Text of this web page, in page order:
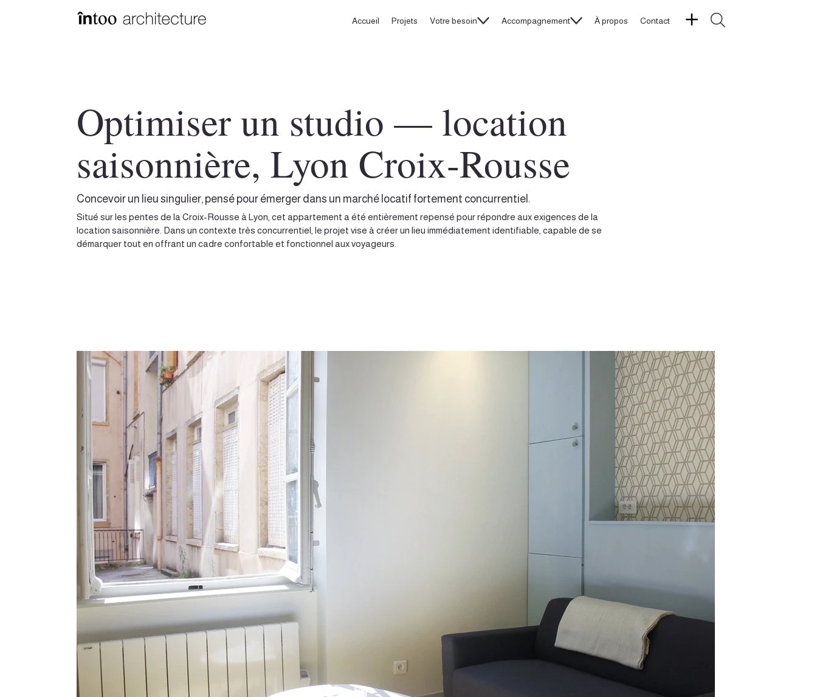
Accueil Projets Votre besoin Accompagnement À propos Contact
Optimiser un studio — location
saisonnière, Lyon Croix-Rousse
Concevoir un lieu singulier, pensé pour émerger dans un marché locatif fortement concurrentiel.
Situé sur les pentes de la Croix-Rousse à Lyon, cet appartement a été entièrement repensé pour répondre aux exigences de la
location saisonnière. Dans un contexte très concurrentiel, le projet vise à créer un lieu immédiatement identifiable, capable de se
démarquer tout en offrant un cadre confortable et fonctionnel aux voyageurs.